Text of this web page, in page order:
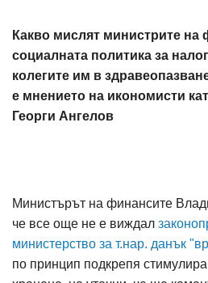
Какво мислят министрите на
социалната политика за
колегите им в
е мнението на икономисти
Георги Ангелов
Министърът на финансите
че все още не е виждал
министерство за т.нар. данък
по принцип подкрепя